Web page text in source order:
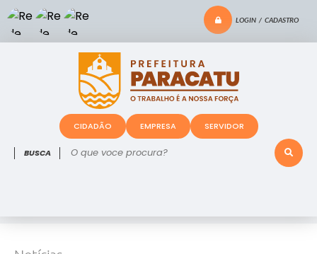
LOGIN / CADASTRO
O que voce procura?
CIDADÃO EMPRESA SERVIDOR